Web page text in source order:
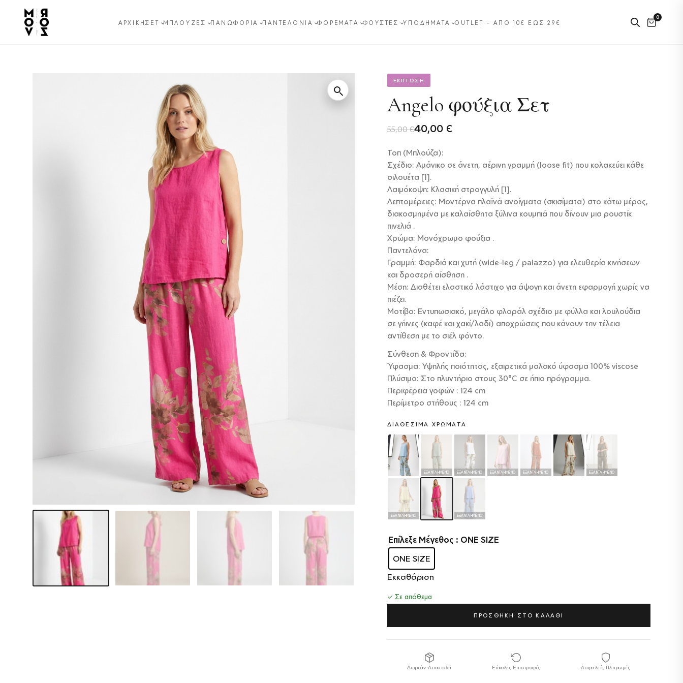
ΑΡΧΙΚΉΣΕΤ ΜΠΛΟΎΖΕΣ ΠΑΝΩΦΌΡΙΑ ΠΑΝΤΕΛΌΝΙΑ ΦΟΡΈΜΑΤΑ ΦΟΎΣΤΕΣ ΥΠΟΔΉΜΑΤΑ OUTLET – ΑΠΌ 10€ ΈΩΣ 29€
0
ΕΚΠΤΩΣΗ
Angelo φούξια Σετ
55,00€
Original
was:
55,00 €.
40,00 €
Η
τιμή
είναι:
40,00 €.
Τοπ (Μπλούζα):
Σχέδιο: Αμάνικο σε άνετη, αέρινη γραμμή (loose fit) που κολακεύει κάθε
σιλουέτα [1].
Λαιμόκοψη: Κλασική στρογγυλή [1].
Λεπτομέρειες: Μοντέρνα πλαϊνά ανοίγματα (σκισίματα) στο κάτω μέρος,
διακοσμημένα με καλαίσθητα ξύλινα κουμπιά που δίνουν μια ρουστίκ
πινελιά .
Χρώμα: Μονόχρωμο φούξια .
Παντελόνα:
Γραμμή: Φαρδιά και χυτή (wide-leg / palazzo) για ελευθερία κινήσεων
και δροσερή αίσθηση .
Μέση: Διαθέτει ελαστικό λάστιχο για άψογη και άνετη εφαρμογή χωρίς να
πιέζει.
Μοτίβο: Εντυπωσιακό, μεγάλο φλοράλ σχέδιο με φύλλα και λουλούδια
σε γήινες (καφέ και χακί/λαδί) αποχρώσεις που κάνουν την τέλεια
αντίθεση με το σιέλ φόντο.
Σύνθεση & Φροντίδα:
Ύφασμα: Υψηλής ποιότητας, εξαιρετικά μαλακό ύφασμα 100% viscose
Πλύσιμο: Στο πλυντήριο στους 30°C σε ήπιο πρόγραμμα.
Περιφέρεια γοφών : 124 cm
Περίμετρο στήθους : 124 cm
ΔΙΑΘΈΣΙΜΑ ΧΡΏΜΑΤΑ
ΕΞΑΝΤΛΗΜΈΝΟ ΕΞΑΝΤΛΗΜΈΝΟ ΕΞΑΝΤΛΗΜΈΝΟ ΕΞΑΝΤΛΗΜΈΝΟ ΕΞΑΝΤΛΗΜΈΝΟ
ΕΞΑΝΤΛΗΜΈΝΟ ΕΞΑΝΤΛΗΜΈΝΟ
Επίλεξε Μέγεθος : ONE SIZE
ONE SIZE
Εκκαθάριση
✓ Σε απόθεμα
ΠΡΟΣΘΗΚΗ ΣΤΟ ΚΑΛΑΘΙ
Δωρεάν Αποστολή Εύκολες Επιστροφές Ασφαλείς Πληρωμές